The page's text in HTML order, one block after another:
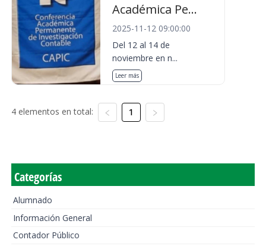
Académica Pe...
2025-11-12 09:00:00
Del 12 al 14 de
noviembre en n...
Leer más
4 elementos en total: 1
Categorías
Alumnado
Información General
Contador Público